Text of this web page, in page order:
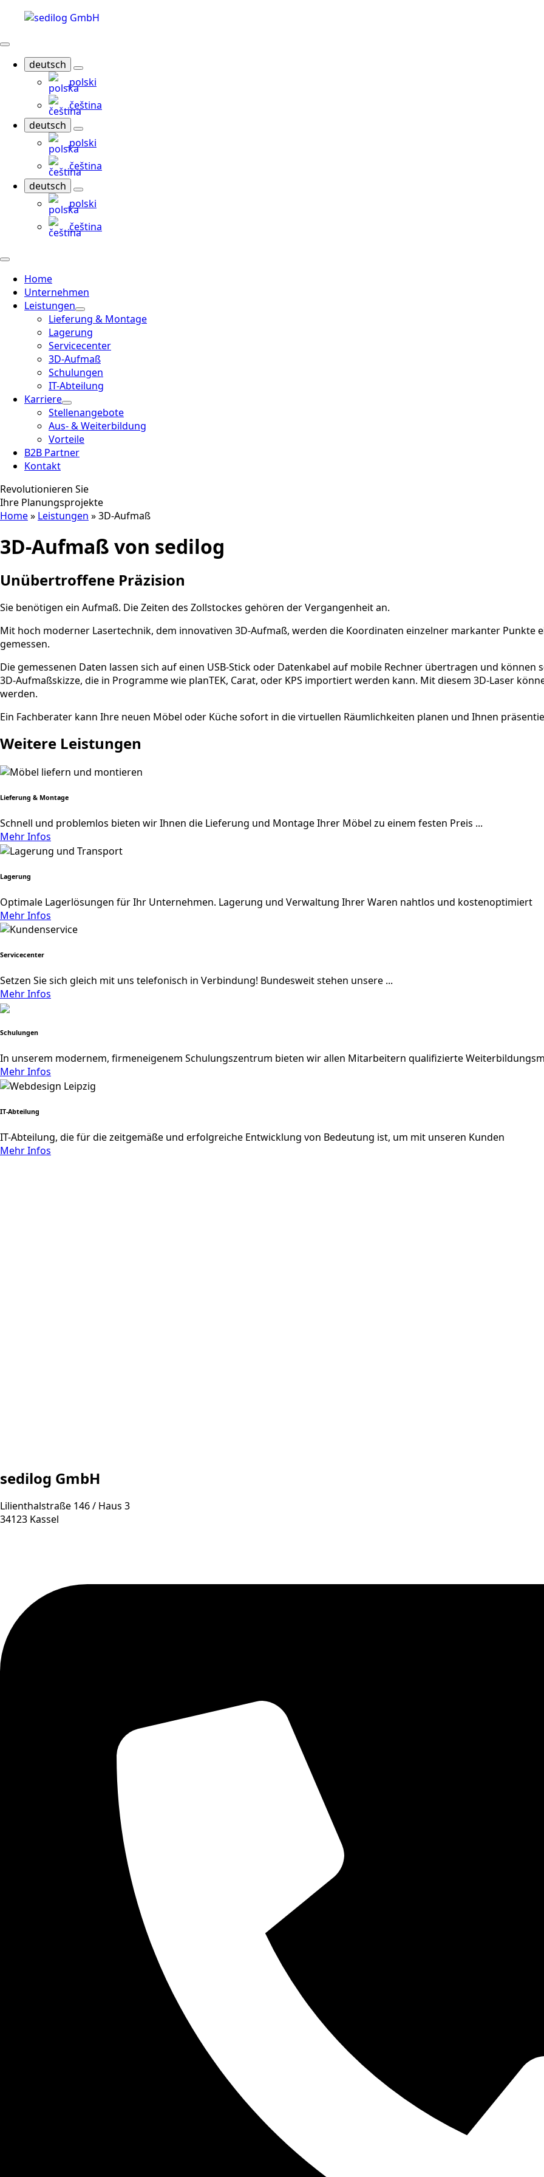
deutsch
polski
čeština
deutsch
polski
čeština
deutsch
polski
čeština
Home
Unternehmen
Leistungen
Lieferung & Montage
Lagerung
Servicecenter
3D-Aufmaß
Schulungen
IT-Abteilung
Karriere
Stellenangebote
Aus- & Weiterbildung
Vorteile
B2B Partner
Kontakt
Revolutionieren Sie
Ihre Planungsprojekte
Home» Leistungen »3D-Aufmaß
3D-Aufmaß von sedilog
Unübertroffene Präzision
Sie benötigen ein Aufmaß. Die Zeiten des Zollstockes gehören der Vergangenheit an.
Mit hoch moderner Lasertechnik, dem innovativen 3D-Aufmaß, werden die Koordinaten einzelner markanter Punkte
gemessen.
Die gemessenen Daten lassen sich auf einen USB-Stick oder Datenkabel auf mobile Rechner übertragen und
3D-Aufmaßskizze, die in Programme wie planTEK, Carat, oder KPS importiert werden kann. Mit diesem 3D-Laser
werden.
Ein Fachberater kann Ihre neuen Möbel oder Küche sofort in die virtuellen Räumlichkeiten planen und Ihnen
Weitere Leistungen
Lieferung & Montage
Schnell und problemlos bieten wir Ihnen die Lieferung und Montage Ihrer Möbel zu einem festen Preis ...
Mehr Infos
Lagerung
Optimale Lagerlösungen für Ihr Unternehmen. Lagerung und Verwaltung Ihrer Waren nahtlos und kostenoptimiert
Mehr Infos
Servicecenter
Setzen Sie sich gleich mit uns telefonisch in Verbindung! Bundesweit stehen unsere ...
Mehr Infos
Schulungen
In unserem modernem, firmeneigenem Schulungszentrum bieten wir allen Mitarbeitern qualifizierte
Mehr Infos
IT-Abteilung
IT-Abteilung, die für die zeitgemäße und erfolgreiche Entwicklung von Bedeutung ist, um mit unseren Kunden
Mehr Infos
sedilog GmbH
Lilienthalstraße 146 / Haus 3
34123 Kassel